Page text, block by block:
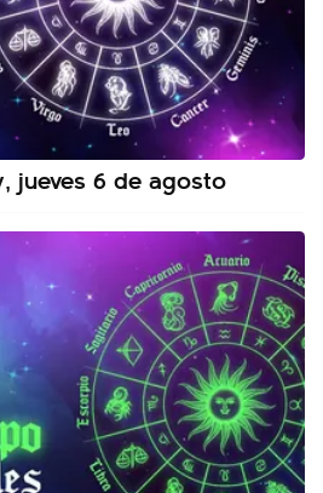
jueves 6 de agosto